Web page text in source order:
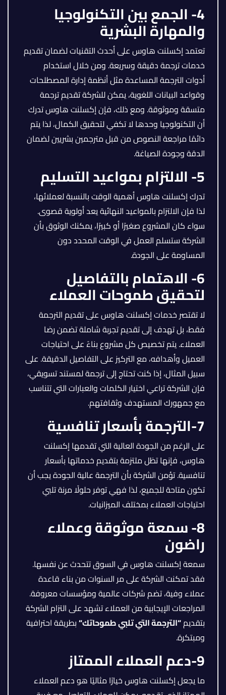
4- الجمع بين التكنولوجيا
والمهارة البشرية
تعتمد إكسلنت هاوس على أحدث التقنيات لضمان تقديم
خدمات ترجمة دقيقة وسريعة. ومن خلال استخدام
أدوات الترجمة المساعدة مثل أنظمة إدارة المصطلحات
وقواعد البيانات اللغوية، يمكن للشركة تقديم ترجمة
متسقة وموثوقة. ومع ذلك، فإن إكسلنت هاوس تدرك
أن التكنولوجيا وحدها لا تكفي لتحقيق الكمال، لذا يتم
دائمًا مراجعة النصوص من قبل مترجمين بشريين لضمان
الدقة وجودة الصياغة.
5- الالتزام بمواعيد التسليم
تدرك إكسلنت هاوس أهمية الوقت بالنسبة لعملائها،
لذا فإن الالتزام بالمواعيد النهائية يعد أولوية قصوى.
سواء كان المشروع صغيرًا أو كبيرًا، يمكنك الوثوق بأن
الشركة ستسلم العمل في الوقت المحدد دون
المساومة على الجودة.
6- الاهتمام بالتفاصيل
لتحقيق طموحات العملاء
لا تقتصر خدمات إكسلنت هاوس على تقديم الترجمة
فقط، بل تهدف إلى تقديم تجربة شاملة تضمن رضا
العملاء. يتم تخصيص كل مشروع بناءً على احتياجات
العميل وأهدافه، مع التركيز على التفاصيل الدقيقة. على
سبيل المثال، إذا كنت تحتاج إلى ترجمة لمستند تسويقي،
فإن الشركة تراعي اختيار الكلمات والعبارات التي تتناسب
مع جمهورك المستهدف وثقافتهم.
7-الترجمة بأسعار تنافسية
على الرغم من الجودة العالية التي تقدمها إكسلنت
هاوس، فإنها تظل ملتزمة بتقديم خدماتها بأسعار
تنافسية. تؤمن الشركة بأن الترجمة عالية الجودة يجب أن
تكون متاحة للجميع، لذا فهي توفر حلولًا مرنة تلبي
احتياجات العملاء بمختلف الميزانيات.
8- سمعة موثوقة وعملاء
راضون
سمعة إكسلنت هاوس في السوق تتحدث عن نفسها.
فقد تمكنت الشركة على مر السنوات من بناء قاعدة
عملاء وفية، تضم شركات عالمية ومؤسسات معروفة.
المراجعات الإيجابية من العملاء تشهد على التزام الشركة
بتقديم“الترجمة التي تلبي طموحاتك“بطريقة احترافية
ومبتكرة.
9-دعم العملاء الممتاز
ما يجعل إكسلنت هاوس خيارًا مثاليًا هو دعم العملاء